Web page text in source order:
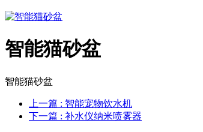
智能猫砂盆
智能猫砂盆
上一篇 : 智能宠物饮水机
下一篇 : 补水仪纳米喷雾器